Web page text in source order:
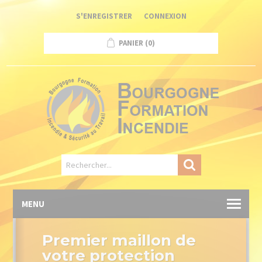
S'ENREGISTRER CONNEXION
PANIER (0)
MENU
Premier maillon de
votre protection
Panneau de gestion des cookies